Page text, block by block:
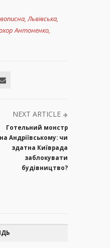
,Львівська,
Антоненко,
NEXT ARTICLE
Готельний монстр
на Андріївському: чи
здатна Київрада
заблокувати
будівництво?